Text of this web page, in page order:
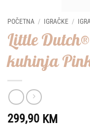
POČETNA / IGRAČKE /
Little
kuhinja
299,90 KM